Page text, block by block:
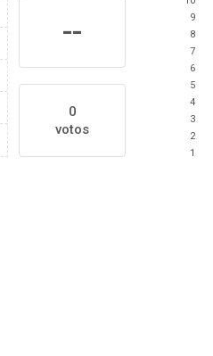
--
0
votos
9
8
7
6
5
4
3
2
1